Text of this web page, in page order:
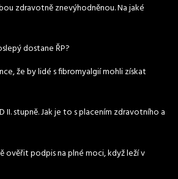
zdravotně znevýhodněnou. Na jaké
dostane ŘP?
že by lidé s fibromyalgií mohli získat
II. stupně. Jak je to s placením zdravotního a
ověřit podpis na plné moci, když leží v